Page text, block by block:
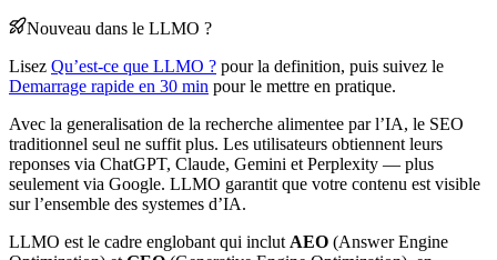
Nouveau dans le LLMO ?
Lisez Qu’est-ce que LLMO ? pour la definition, puis suivez le
Demarrage rapide en 30 min pour le mettre en pratique.
Avec la generalisation de la recherche alimentee par l’IA, le SEO
traditionnel seul ne suffit plus. Les utilisateurs obtiennent leurs
reponses via ChatGPT, Claude, Gemini et Perplexity — plus
seulement via Google. LLMO garantit que votre contenu est visible
sur l’ensemble des systemes d’IA.
LLMO est le cadre englobant qui inclutAEO (Answer Engine